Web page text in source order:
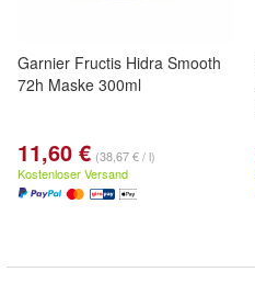
Garnier Fructis Hidra Smooth
72h Maske 300ml
11,60 € (38,67 € / l)
Kostenloser Versand